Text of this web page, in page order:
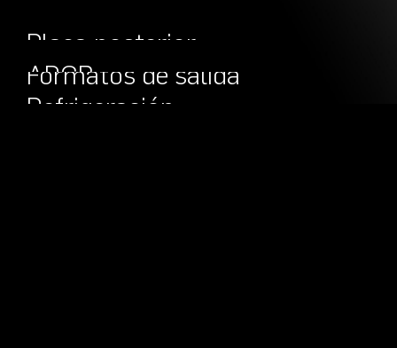
Placa posterior
Diseño
ARGB
Formatos de salida
Refrigeración